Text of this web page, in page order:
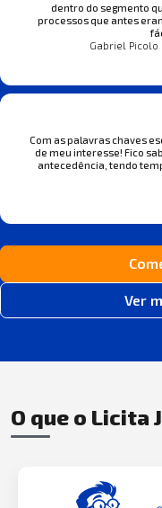
dentro do segmento
processos que antes
Gabriel Picolo
Com as palavras chaves
de meu interesse! Fico
antecedência, tendo
Ver
O que o Licita